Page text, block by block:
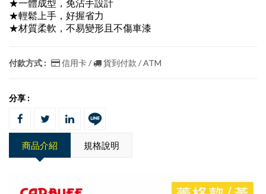
★一體成型，免沾手設計
★輕鬆上手，好握省力
★材質柔軟，不易變形且不傷車漆
付款方式 : 信用卡 / 貨到付款 / ATM
分享 :
商品介紹 規格說明